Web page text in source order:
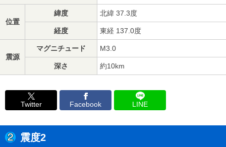
位置
緯度 北緯 37.3度
経度 東経 137.0度
震源
マグニチュード M3.0
深さ 約10km
Twitter Facebook LINE
震度2